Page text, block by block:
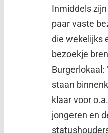
Inmiddels
paar vaste
die wekelijks
bezoekje
Burgerlokaal:
staan
klaar voor
jongeren en